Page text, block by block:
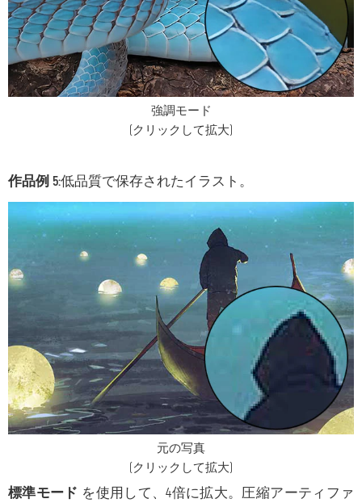
強調モード
(クリックして拡大)
作品例 5:低品質で保存されたイラスト。
元の写真
(クリックして拡大)
標準モード を使用して、4倍に拡大。圧縮アーティファ